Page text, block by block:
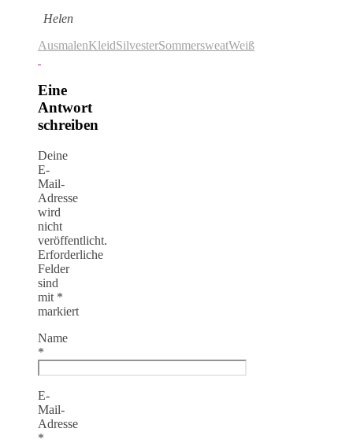
Helen
AusmalenKleidSilvesterSommersweatWeiß
Eine
Antwort
schreiben
Deine
E-
Mail-
Adresse
wird
nicht
veröffentlicht.
Erforderliche
Felder
sind
mit *
markiert
Name
*
E-
Mail-
Adresse
*